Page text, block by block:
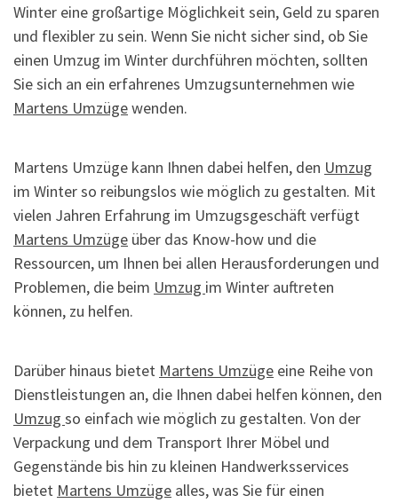
Winter eine großartige Möglichkeit sein, Geld zu sparen
und flexibler zu sein. Wenn Sie nicht sicher sind, ob Sie
einen Umzug im Winter durchführen möchten, sollten
Sie sich an ein erfahrenes Umzugsunternehmen wie
Martens Umzügewenden.
Martens Umzüge kann Ihnen dabei helfen, den Umzug
im Winter so reibungslos wie möglich zu gestalten. Mit
vielen Jahren Erfahrung im Umzugsgeschäft verfügt
Martens Umzüge über das Know-how und die
Ressourcen, um Ihnen bei allen Herausforderungen und
Problemen, die beim Umzug im Winter auftreten
können, zu helfen.
Darüber hinaus bietet Martens Umzüge eine Reihe von
Dienstleistungen an, die Ihnen dabei helfen können, den
Umzug so einfach wie möglich zu gestalten. Von der
Verpackung und dem Transport Ihrer Möbel und
Gegenstände bis hin zu kleinen Handwerksservices
bietet Martens Umzüge alles, was Sie für einen